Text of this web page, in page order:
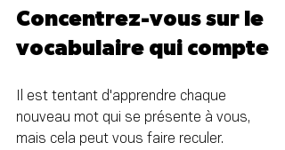
Concentrez-vous sur le
vocabulaire qui compte
Il est tentant d'apprendre chaque
nouveau mot qui se présente à vous,
mais cela peut vous faire reculer.